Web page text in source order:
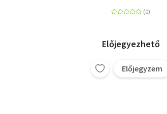
Előjegyezhető
Előjegyzem